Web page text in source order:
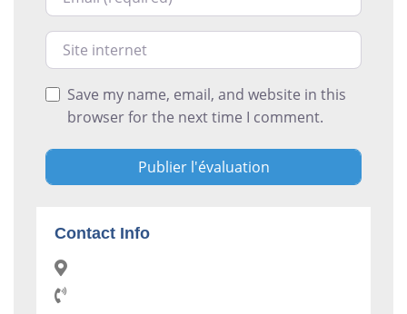
Site internet
Save my name, email, and website in this
browser for the next time I comment.
Contact Info